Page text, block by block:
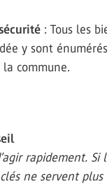
: Tous les
y sont
la commune.
rapidement.
ne servent plus